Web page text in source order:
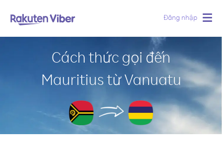
Đăng nhập
Cách thức gọi đến
Mauritius từ Vanuatu